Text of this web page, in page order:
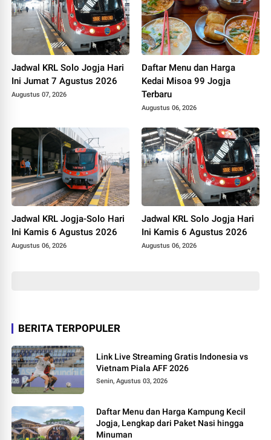
Jadwal KRL Solo Jogja Hari
Ini Jumat 7 Agustus 2026
Augustus 07, 2026
Daftar Menu dan Harga
Kedai Misoa 99 Jogja
Terbaru
Augustus 06, 2026
Jadwal KRL Jogja-Solo Hari
Ini Kamis 6 Agustus 2026
Augustus 06, 2026
Jadwal KRL Solo Jogja Hari
Ini Kamis 6 Agustus 2026
Augustus 06, 2026
BERITA TERPOPULER
Link Live Streaming Gratis Indonesia vs
Vietnam Piala AFF 2026
Senin, Agustus 03, 2026
Daftar Menu dan Harga Kampung Kecil
Jogja, Lengkap dari Paket Nasi hingga
Minuman